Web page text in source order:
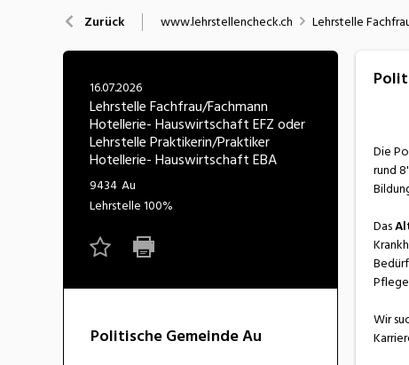
Nahrung
Wirtschaft/Verwaltung
Zurück www.lehrstellencheck.ch Lehrstelle
16.07.2026
Lehrstelle Fachfrau/Fachmann
Hotellerie- Hauswirtschaft EFZ oder
Lehrstelle Praktikerin/Praktiker
Hotellerie- Hauswirtschaft EBA
9434 Au
Lehrstelle100%
Politische Gemeinde Au
Die
rund
Das
Wir